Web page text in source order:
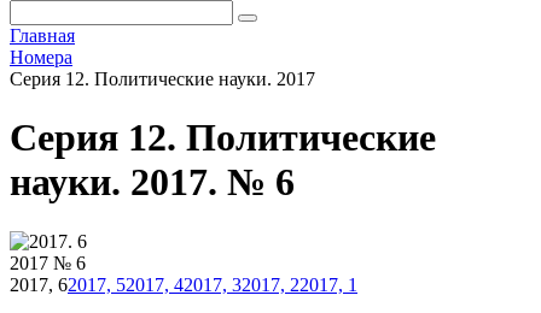
Главная
Номера
Серия 12. Политические науки. 2017
Серия 12. Политические
науки. 2017. № 6
2017 № 6
2017, 62017, 52017, 42017, 32017, 22017, 1